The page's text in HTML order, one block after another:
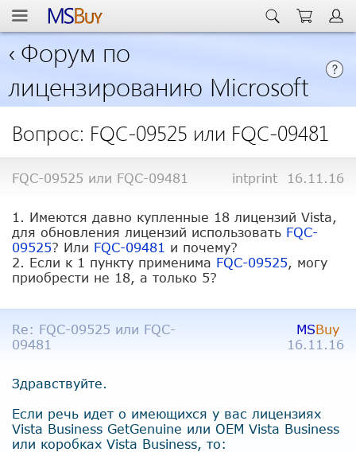
‹ Форум по
лицензированию Microsoft
Вопрос: FQC-09525 или FQC-09481
FQC-09525 или FQC-09481 intprint 16.11.16
1. Имеются давно купленные 18 лицензий Vista,
для обновления лицензий использовать FQC-
09525? Или FQC-09481 и почему?
2. Если к 1 пункту применима FQC-09525, могу
приобрести не 18, а только 5?
Re: FQC-09525 или FQC-
09481
MSBuy
16.11.16
Здравствуйте.
Если речь идет о имеющихся у вас лицензиях
Vista Business GetGenuine или ОЕМ Vista Business
или коробках Vista Business, то: